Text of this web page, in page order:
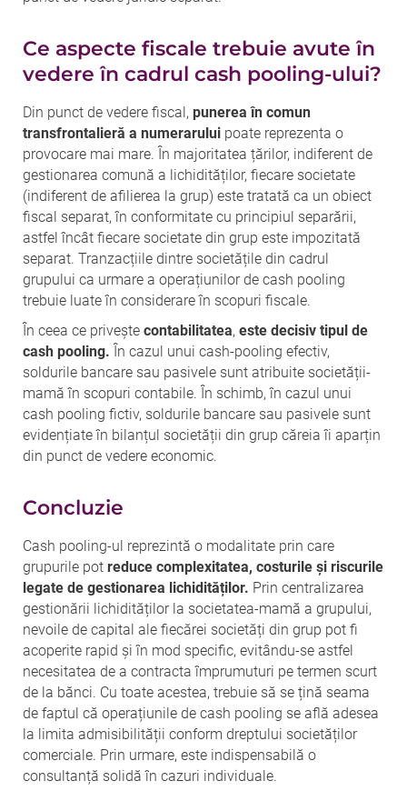
Ce aspecte fiscale trebuie avute în
vedere în cadrul cash pooling-ului?
Din punct de vedere fiscal, punerea în comun
transfrontalieră a numerarului poate reprezenta o
provocare mai mare. În majoritatea țărilor, indiferent de
gestionarea comună a lichidităților, fiecare societate
(indiferent de afilierea la grup) este tratată ca un obiect
fiscal separat, în conformitate cu principiul separării,
astfel încât fiecare societate din grup este impozitată
separat. Tranzacțiile dintre societățile din cadrul
grupului ca urmare a operațiunilor de cash pooling
trebuie luate în considerare în scopuri fiscale.
În ceea ce privește contabilitatea, este decisiv tipul de
cash pooling. În cazul unui cash-pooling efectiv,
soldurile bancare sau pasivele sunt atribuite societății-
mamă în scopuri contabile. În schimb, în cazul unui
cash pooling fictiv, soldurile bancare sau pasivele sunt
evidențiate în bilanțul societății din grup căreia îi aparțin
din punct de vedere economic.
Concluzie
Cash pooling-ul reprezintă o modalitate prin care
grupurile pot reduce complexitatea, costurile și riscurile
legate de gestionarea lichidităților. Prin centralizarea
gestionării lichidităților la societatea-mamă a grupului,
nevoile de capital ale fiecărei societăți din grup pot fi
acoperite rapid și în mod specific, evitându-se astfel
necesitatea de a contracta împrumuturi pe termen scurt
de la bănci. Cu toate acestea, trebuie să se țină seama
de faptul că operațiunile de cash pooling se află adesea
la limita admisibilității conform dreptului societăților
comerciale. Prin urmare, este indispensabilă o
consultanță solidă în cazuri individuale.